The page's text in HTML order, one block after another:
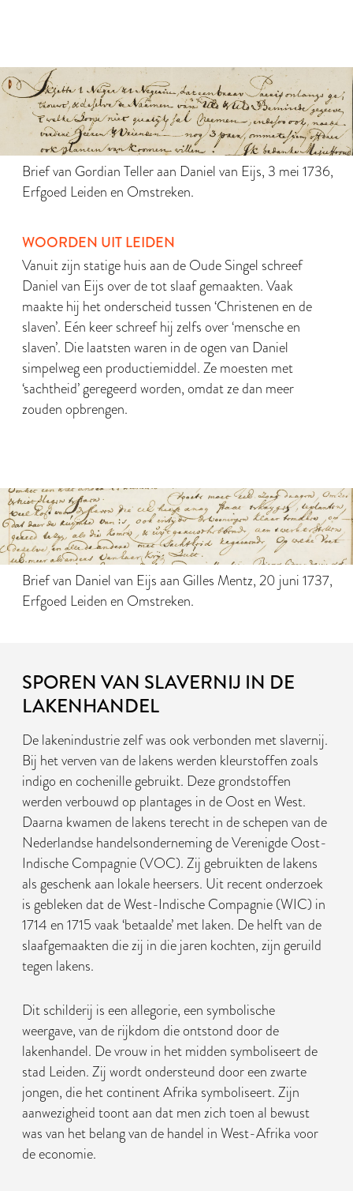
Brief van Gordian Teller aan Daniel van Eijs, 3 mei 1736,
Erfgoed Leiden en Omstreken.
WOORDEN UIT LEIDEN
Vanuit zijn statige huis aan de Oude Singel schreef
Daniel van Eijs over de tot slaaf gemaakten. Vaak
maakte hij het onderscheid tussen ‘Christenen en de
slaven’. Eén keer schreef hij zelfs over ‘mensche en
slaven’. Die laatsten waren in de ogen van Daniel
simpelweg een productiemiddel. Ze moesten met
‘sachtheid’ geregeerd worden, omdat ze dan meer
zouden opbrengen.
Brief van Daniel van Eijs aan Gilles Mentz, 20 juni 1737,
Erfgoed Leiden en Omstreken.
SPOREN VAN SLAVERNIJ IN DE
LAKENHANDEL
De lakenindustrie zelf was ook verbonden met slavernij.
Bij het verven van de lakens werden kleurstoffen zoals
indigo en cochenille gebruikt. Deze grondstoffen
werden verbouwd op plantages in de Oost en West.
Daarna kwamen de lakens terecht in de schepen van de
Nederlandse handelsonderneming de Verenigde Oost-
Indische Compagnie (VOC). Zij gebruikten de lakens
als geschenk aan lokale heersers. Uit recent onderzoek
is gebleken dat de West-Indische Compagnie (WIC) in
1714 en 1715 vaak ‘betaalde’ met laken. De helft van de
slaafgemaakten die zij in die jaren kochten, zijn geruild
tegen lakens.
Dit schilderij is een allegorie, een symbolische
weergave, van de rijkdom die ontstond door de
lakenhandel. De vrouw in het midden symboliseert de
stad Leiden. Zij wordt ondersteund door een zwarte
jongen, die het continent Afrika symboliseert. Zijn
aanwezigheid toont aan dat men zich toen al bewust
was van het belang van de handel in West-Afrika voor
de economie.